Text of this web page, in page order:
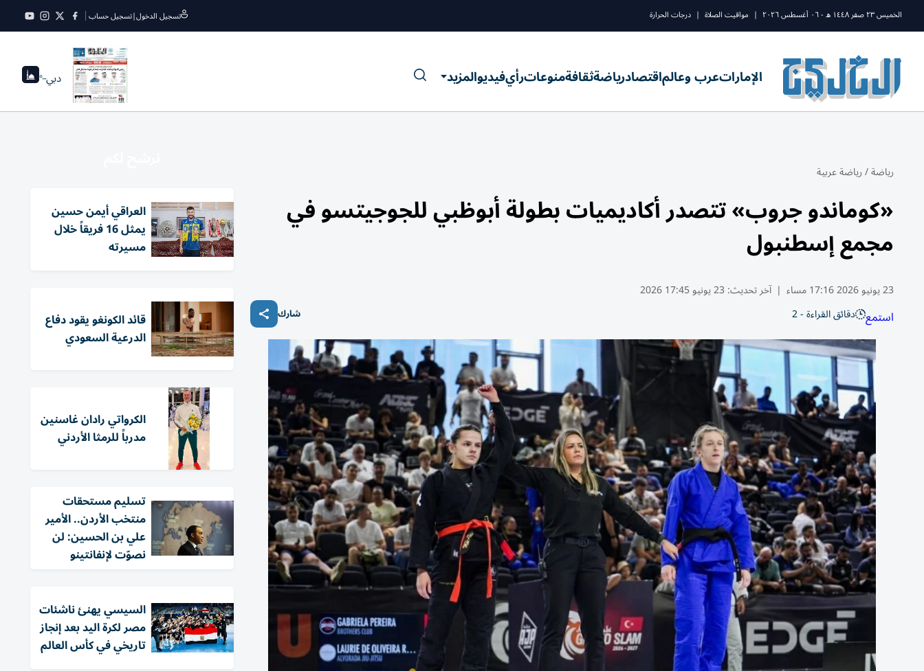
الخميس ٢٣ صفر ١٤٤٨ ه - ٠٦ أغسطس ٢٠٢٦ | مواقيت الصلاة | درجات الحرارة تسجيل الدخول|تسجيل حساب
الإماراتعرب وعالماقتصادرياضةثقافةمنوعاترأيفيديوالمزيد دبي--°
رياضة/رياضة عربية
«كوماندو جروب» تتصدر أكاديميات بطولة أبوظبي للجوجيتسو في
مجمع إسطنبول
23 يونيو 2026 17:16 مساء | آخر تحديث: 23 يونيو 17:45 2026
استمع دقائق القراءة - 2 شارك
العراقي أيمن حسين
يمثل 16 فريقاً خلال
مسيرته
قائد الكونغو يقود دفاع
الدرعية السعودي
الكرواتي رادان غاسنين
مدرباً للرمثا الأردني
تسليم مستحقات
منتخب الأردن.. الأمير
علي بن الحسين: لن
نصوّت لإنفانتينو
السيسي يهنئ ناشئات
مصر لكرة اليد بعد إنجاز
تاريخي في كأس العالم